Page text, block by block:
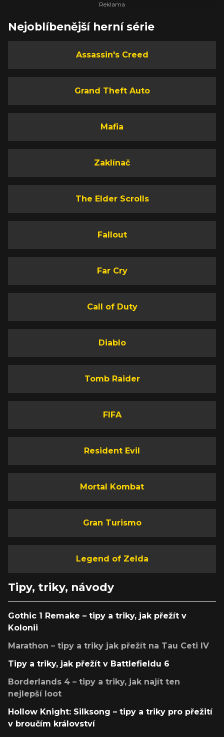
Nejoblíbenější herní série
Assassin's Creed
Grand Theft Auto
Mafia
Zaklínač
The Elder Scrolls
Fallout
Far Cry
Call of Duty
Diablo
Tomb Raider
FIFA
Resident Evil
Mortal Kombat
Gran Turismo
Legend of Zelda
Tipy, triky, návody
Gothic 1 Remake – tipy a triky, jak přežít v
Kolonii
Marathon – tipy a triky jak přežít na Tau Ceti IV
Tipy a triky, jak přežít v Battlefieldu 6
Borderlands 4 – tipy a triky, jak najít ten
nejlepší loot
Hollow Knight: Silksong – tipy a triky pro přežití
v broučím království